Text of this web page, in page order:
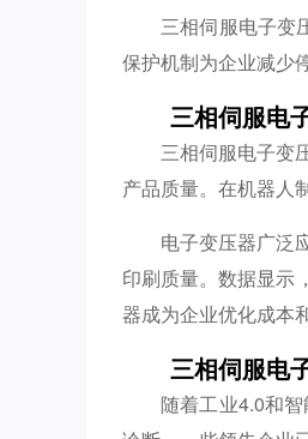
三相伺服电子变
保护机制为企业减少
三相伺服电
三相伺服电子变
产品质量。在机器人
电子变压器广泛
印刷质量。数据显示
器成为企业优化成本
三相伺服电
随着工业4.0和